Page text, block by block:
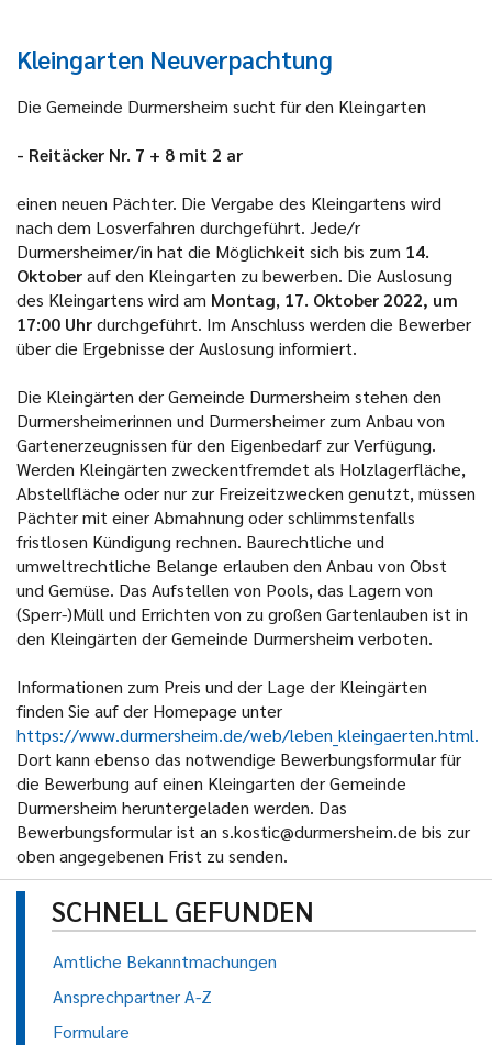
Kleingarten Neuverpachtung
Die Gemeinde Durmersheim sucht für den Kleingarten
- Reitäcker Nr. 7 + 8 mit 2 ar
einen neuen Pächter. Die Vergabe des Kleingartens wird
nach dem Losverfahren durchgeführt. Jede/r
Durmersheimer/in hat die Möglichkeit sich bis zum 14.
Oktoberauf den Kleingarten zu bewerben. Die Auslosung
des Kleingartens wird am Montag, 17. Oktober 2022, um
17:00 Uhrdurchgeführt. Im Anschluss werden die Bewerber
über die Ergebnisse der Auslosung informiert.
Die Kleingärten der Gemeinde Durmersheim stehen den
Durmersheimerinnen und Durmersheimer zum Anbau von
Gartenerzeugnissen für den Eigenbedarf zur Verfügung.
Werden Kleingärten zweckentfremdet als Holzlagerfläche,
Abstellfläche oder nur zur Freizeitzwecken genutzt, müssen
Pächter mit einer Abmahnung oder schlimmstenfalls
fristlosen Kündigung rechnen. Baurechtliche und
umweltrechtliche Belange erlauben den Anbau von Obst
und Gemüse. Das Aufstellen von Pools, das Lagern von
(Sperr-)Müll und Errichten von zu großen Gartenlauben ist in
den Kleingärten der Gemeinde Durmersheim verboten.
Informationen zum Preis und der Lage der Kleingärten
finden Sie auf der Homepage unter
https://www.durmersheim.de/web/leben_kleingaerten.html.
Dort kann ebenso das notwendige Bewerbungsformular für
die Bewerbung auf einen Kleingarten der Gemeinde
Durmersheim heruntergeladen werden. Das
Bewerbungsformular ist an s.kostic@durmersheim.de bis zur
oben angegebenen Frist zu senden.
SCHNELL GEFUNDEN
Amtliche Bekanntmachungen
Ansprechpartner A-Z
Formulare